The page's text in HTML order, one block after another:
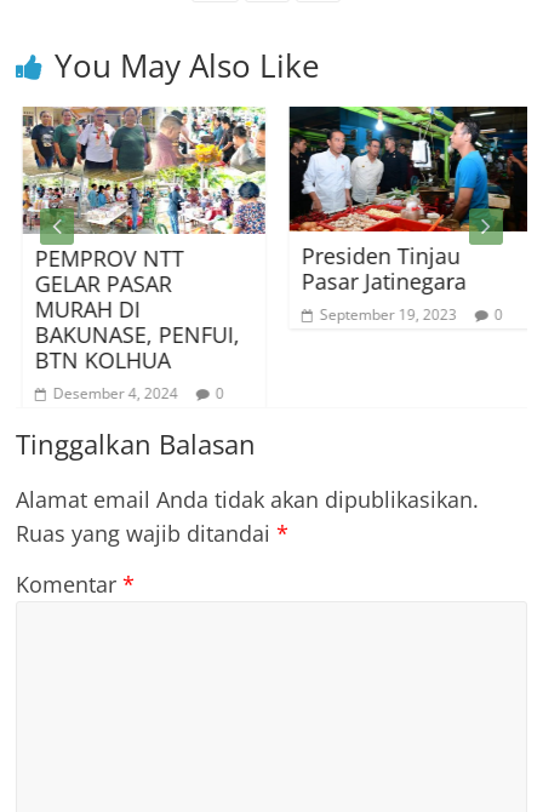
You May Also Like
NTT
PASAR
DI
PENFUI,
KOLHUA
Desember 4, 2024 0
Presiden Tinjau
Pasar Jatinegara
September 19, 2023 0
Tinggalkan Balasan
Alamat email Anda tidak akan dipublikasikan.
Ruas yang wajib ditandai*
Komentar*